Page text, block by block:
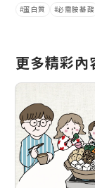
蛋白質 必需胺基酸
更多精彩內